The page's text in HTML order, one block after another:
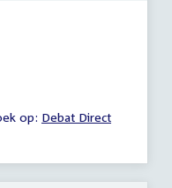
op: External
Debat Direct